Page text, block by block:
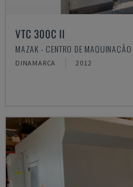
VTC 300C II
MAZAK - CENTRO DE MAQUINAÇÃO
DINAMARCA 2012